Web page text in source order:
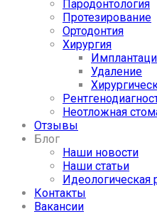
Пародонтология
Протезирование
Ортодонтия
Хирургия
Удаление
Неотложная
Отзывы
Блог
Наши новости
Наши статьи
Идеологическая
Контакты
Вакансии